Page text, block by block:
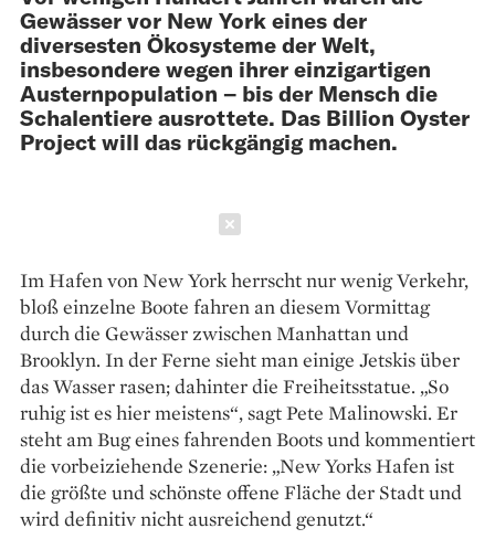
Gewässer vor New York eines der
diversesten Ökosysteme der Welt,
insbesondere wegen ihrer einzigartigen
Austern­population – bis der Mensch die
Schalentiere ausrottete. Das Billion Oyster
Project will das rückgängig machen.
Im Hafen von New York herrscht nur wenig Verkehr,
bloß einzelne Boote fahren an diesem Vormittag
durch die Gewässer zwischen Manhattan und
Brooklyn. In der Ferne sieht man einige Jetskis über
das Wasser rasen; dahinter die Freiheitsstatue. „So
ruhig ist es hier meistens“, sagt Pete Malinowski. Er
steht am Bug eines fahrenden Boots und kommentiert
die vorbeiziehende Szenerie: „New Yorks Hafen ist
die größte und schönste offene Fläche der Stadt und
wird definitiv nicht ausreichend genutzt.“